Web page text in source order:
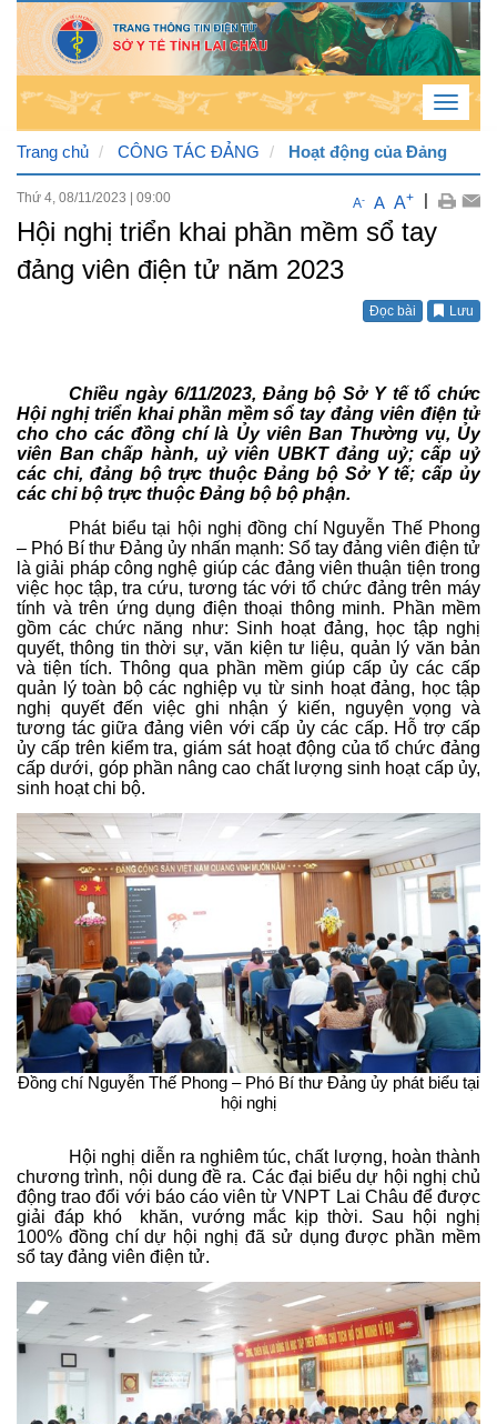
Thứ
6 , 7
/ 8 /
Toggle
Trang chủ
CÔNG TÁC ĐẢNG Hoạt động của Đảng
Thứ 4, 08/11/2023 09:00 A- A A+ |
Hội nghị triển khai phần mềm sổ tay
đảng viên điện tử năm 2023
Đọc bài Lưu
Chiều ngày 6/11/2023, Đảng bộ Sở Y tế tổ chức
Hội nghị triển khai phần mềm sổ tay đảng viên điện tử
cho cho các đồng chí là Ủy viên Ban Thường vụ, Ủy
viên Ban chấp hành, uỷ viên UBKT đảng uỷ; cấp uỷ
các chi, đảng bộ trực thuộc Đảng bộ Sở Y tế; cấp ủy
các chi bộ trực thuộc Đảng bộ bộ phận.
Phát biểu tại hội nghị đồng chí Nguyễn Thế Phong
– Phó Bí thư Đảng ủy nhấn mạnh: Sổ tay đảng viên điện tử
là giải pháp công nghệ giúp các đảng viên thuận tiện trong
việc học tập, tra cứu, tương tác với tổ chức đảng trên máy
tính và trên ứng dụng điện thoại thông minh. Phần mềm
gồm các chức năng như: Sinh hoạt đảng, học tập nghị
quyết, thông tin thời sự, văn kiện tư liệu, quản lý văn bản
và tiện tích. Thông qua phần mềm giúp cấp ủy các cấp
quản lý toàn bộ các nghiệp vụ từ sinh hoạt đảng, học tập
nghị quyết đến việc ghi nhận ý kiến, nguyện vọng và
tương tác giữa đảng viên với cấp ủy các cấp. Hỗ trợ cấp
ủy cấp trên kiểm tra, giám sát hoạt động của tổ chức đảng
cấp dưới, góp phần nâng cao chất lượng sinh hoạt cấp ủy,
sinh hoạt chi bộ.
Đồng chí Nguyễn Thế Phong – Phó Bí thư Đảng ủy phát biểu tại
hội nghị
Hội nghị diễn ra nghiêm túc, chất lượng, hoàn thành
chương trình, nội dung đề ra. Các đại biểu dự hội nghị chủ
động trao đổi với báo cáo viên từ VNPT Lai Châu để được
giải đáp khó khăn, vướng mắc kịp thời. Sau hội nghị
100% đồng chí dự hội nghị đã sử dụng được phần mềm
sổ tay đảng viên điện tử.